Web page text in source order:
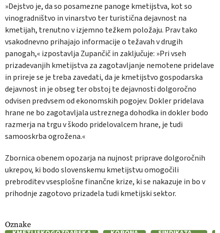
»Dejstvo je, da so posamezne panoge kmetijstva, kot so
vinogradništvo in vinarstvo ter turistična dejavnost na
kmetijah, trenutno v izjemno težkem položaju. Prav tako
vsakodnevno prihajajo informacije o težavah v drugih
panogah,« izpostavlja Zupančič in zaključuje: »Pri vseh
prizadevanjih kmetijstva za zagotavljanje nemotene pridelave
in prireje se je treba zavedati, da je kmetijstvo gospodarska
dejavnost in je obseg ter obstoj te dejavnosti dolgoročno
odvisen predvsem od ekonomskih pogojev. Dokler pridelava
hrane ne bo zagotavljala ustreznega dohodka in dokler bodo
razmerja na trgu v škodo pridelovalcem hrane, je tudi
samooskrba ogrožena.«
Zbornica obenem opozarja na nujnost priprave dolgoročnih
ukrepov, ki bodo slovenskemu kmetijstvu omogočili
prebroditev vsesplošne finančne krize, ki se nakazuje in bo v
prihodnje zagotovo prizadela tudi kmetijski sektor.
Oznake